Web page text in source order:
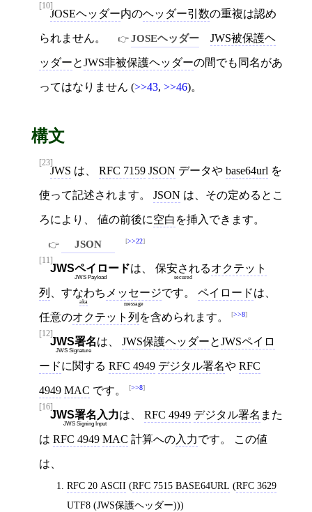
[10]
JOSEヘッダー内のヘッダー引数の重複は認め
られません。 JOSEヘッダー JWS被保護ヘ
ッダーとJWS非被保護ヘッダーの間でも同名があ
ってはなりません (>>43, >>46)。
構文
[23]
JWS は、 RFC 7159 JSON データや base64url を
使って記述されます。 JSON は、その定めるとこ
ろにより、 値の前後に空白 を挿入できます。
JSON >>22
[11]
JWSペイロード
JWS Payload
は、 保安される
secured
オクテット
列 すなわち
aka
メッセージ
message
です。 ペイロードは、
任意のオクテット列 を含められます。 >>8
[12]
JWS署名
JWS Signature
は、 JWS保護ヘッダーとJWSペイロ
ードに関する RFC 4949 デジタル署名や RFC
4949 MAC です。 >>8
[16]
JWS署名入力
JWS Signing Input
は、 RFC 4949 デジタル署名 また
は RFC 4949 MAC 計算への入力です。 この値
は、
RFC 20 ASCII (RFC 7515 BASE64URL (RFC 3629
UTF8 (JWS保護ヘッダー)))